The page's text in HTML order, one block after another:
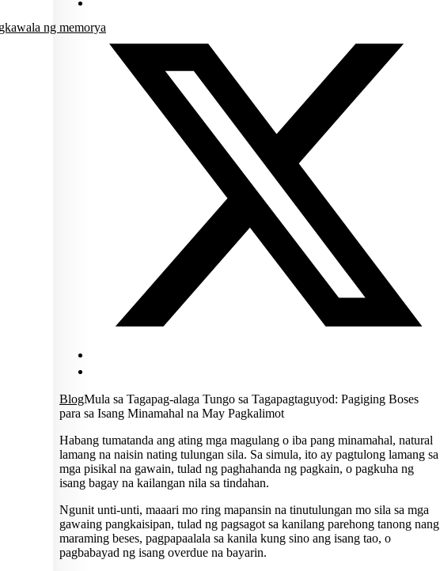
ng memorya
BlogMula sa Tagapag-alaga Tungo sa Tagapagtaguyod: Pagiging Boses
para sa Isang Minamahal na May Pagkalimot
Habang tumatanda ang ating mga magulang o iba pang minamahal, natural
lamang na naisin nating tulungan sila. Sa simula, ito ay pagtulong lamang sa
mga pisikal na gawain, tulad ng paghahanda ng pagkain, o pagkuha ng
isang bagay na kailangan nila sa tindahan.
Ngunit unti-unti, maaari mo ring mapansin na tinutulungan mo sila sa mga
gawaing pangkaisipan, tulad ng pagsagot sa kanilang parehong tanong nang
maraming beses, pagpapaalala sa kanila kung sino ang isang tao, o
pagbabayad ng isang overdue na bayarin.